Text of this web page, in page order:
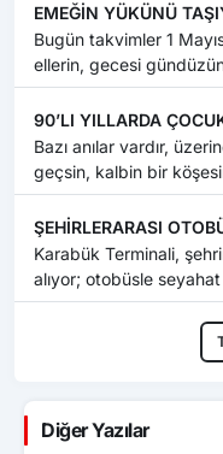
EMEĞİN YÜKÜNÜ
Bugün takvimler 1
ellerin, gecesi
90’LI YILLARDA
Bazı anılar vardır,
geçsin, kalbin bir
ŞEHİRLERARASI
YAKIŞMIYOR
Karabük Terminali,
alıyor; otobüsle
Diğer Yazılar